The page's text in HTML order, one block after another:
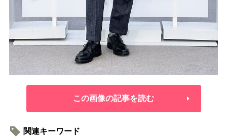
この画像の記事を読む
関連キーワード